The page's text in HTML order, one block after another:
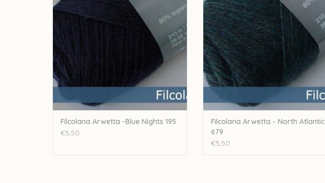
Filcolana Arwetta -Blue Nights 195
€5,50
Filcolana Arwetta - North Atlantic
679
€5,50